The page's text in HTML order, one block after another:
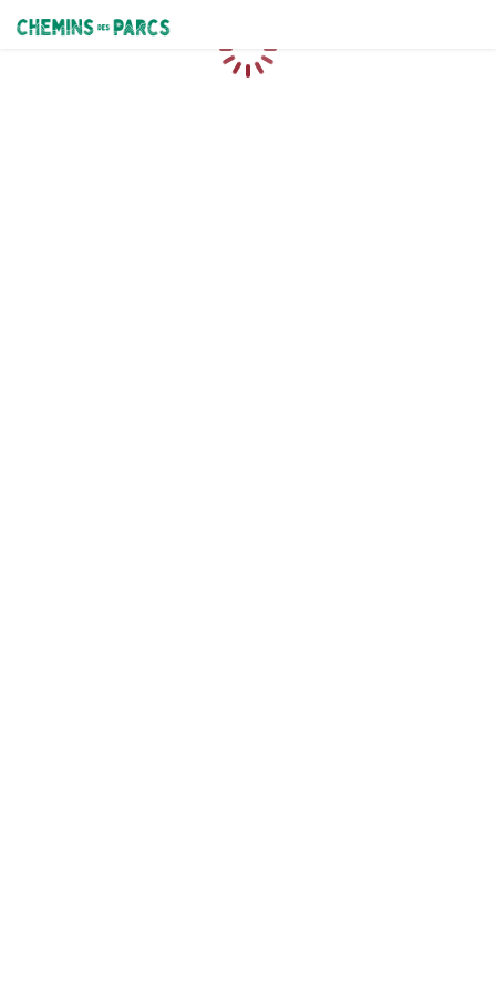
Chemins des Parcs
Caricamento